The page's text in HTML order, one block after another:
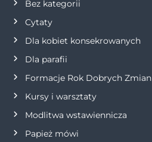
j
a
w
p
i
Bez kategorii
Cytaty
Dla kobiet konsekrowanych
Dla parafii
Formacje Rok Dobrych Zmian
Kursy i warsztaty
Modlitwa wstawiennicza
Papież mówi